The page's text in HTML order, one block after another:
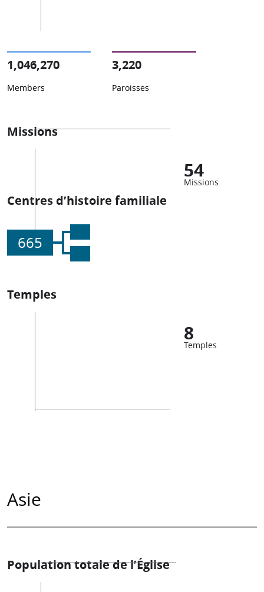
1,046,270
Members
3,220
Paroisses
Missions
54
Missions
Centres d’histoire familiale
665
Temples
8
Temples
Asie
Population totale de l’Église